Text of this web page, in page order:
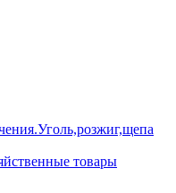
Уголь,розжиг,щепа
товары